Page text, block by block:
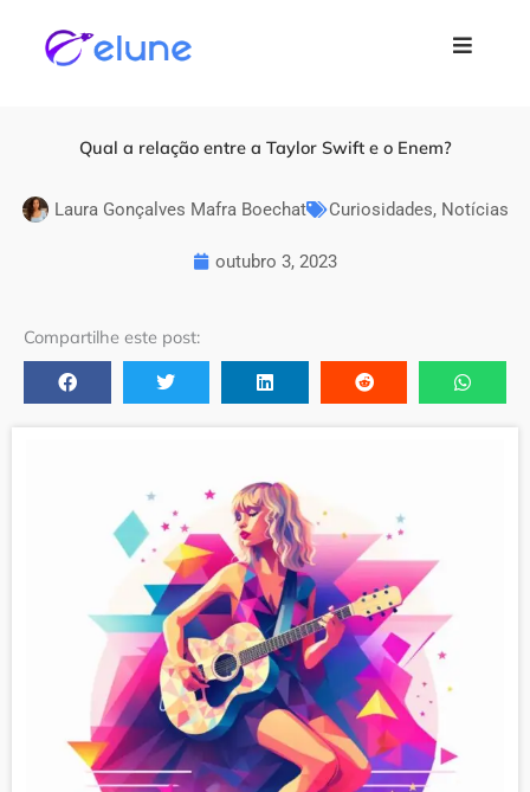
conteúdo
Qual a relação entre a Taylor Swift e o Enem?
Laura Gonçalves Mafra Boechat Curiosidades, Notícias
outubro 3, 2023
Compartilhe este post: